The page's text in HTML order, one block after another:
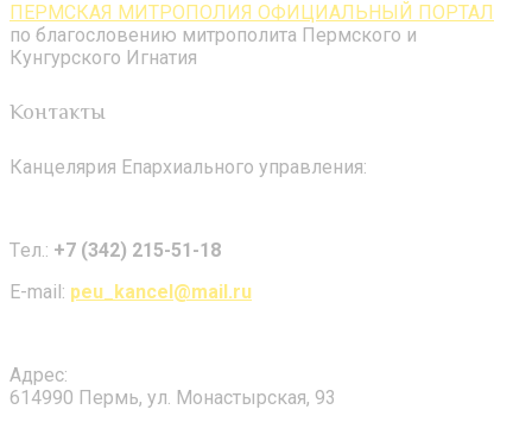
ПЕРМСКАЯ МИТРОПОЛИЯ ОФИЦИАЛЬНЫЙ ПОРТАЛ
по благословению митрополита Пермского и
Кунгурского Игнатия
Контакты
Канцелярия Епархиального управления:
Tел.: +7 (342) 215-51-18
E-mail: peu_kancel@mail.ru
Адрес:
614990 Пермь, ул. Монастырская, 93